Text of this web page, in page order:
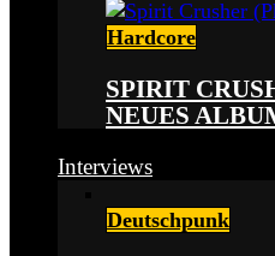
Hardcore
SPIRIT
NEUES
Interviews
Deutschpunk